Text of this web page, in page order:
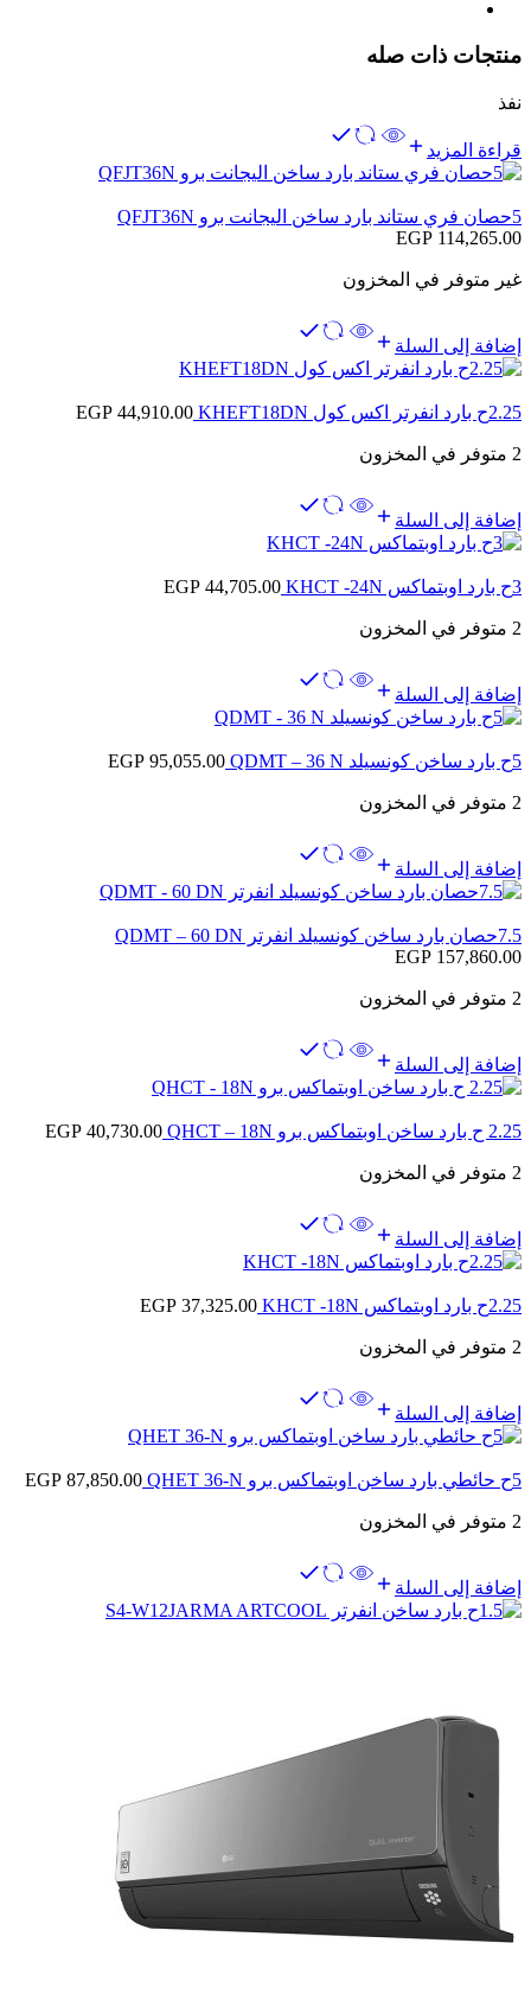
منتجات ذات صله
نفذ
قراءة المزيد
5حصان فري ستاند بارد ساخن اليجانت برو QFJT36N
EGP 114,265.00
غير متوفر في المخزون
إضافة إلى السلة
2.25ح بارد انفرتر اكس كول KHEFT18DN EGP 44,910.00
2 متوفر في المخزون
إضافة إلى السلة
3ح بارد اوبتماكس KHCT -24N EGP 44,705.00
2 متوفر في المخزون
إضافة إلى السلة
5ح بارد ساخن كونسيلد QDMT – 36 N EGP 95,055.00
2 متوفر في المخزون
إضافة إلى السلة
7.5حصان بارد ساخن كونسيلد انفرتر QDMT – 60 DN
EGP 157,860.00
2 متوفر في المخزون
إضافة إلى السلة
2.25 ح بارد ساخن اوبتماكس برو QHCT – 18N EGP 40,730.00
2 متوفر في المخزون
إضافة إلى السلة
2.25ح بارد اوبتماكس KHCT -18N EGP 37,325.00
2 متوفر في المخزون
إضافة إلى السلة
5ح حائطي بارد ساخن اوبتماكس برو QHET 36-N EGP 87,850.00
2 متوفر في المخزون
إضافة إلى السلة